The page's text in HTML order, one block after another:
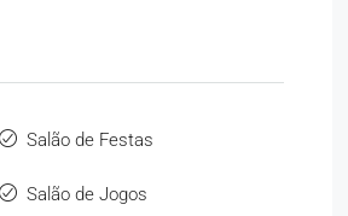
Salão de Festas
Salão de Jogos